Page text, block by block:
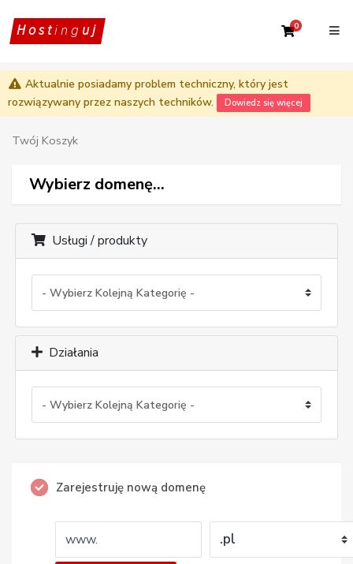
Hosting uj 0Twój
Aktualnie posiadamy problem techniczny, który jest
rozwiązywany przez naszych techników.
Dowiedz się więcej
Twój Koszyk
Wybierz domenę...
Usługi / produkty
Działania
Zarejestruję nową domenę
www.